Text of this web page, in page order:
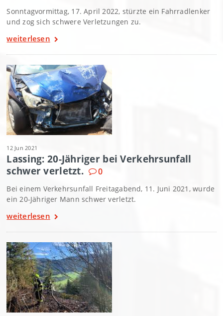
Sonntagvormittag, 17. April 2022, stürzte ein Fahrradlenker
und zog sich schwere Verletzungen zu.
weiterlesen
12 Jun 2021
Lassing: 20-Jähriger bei Verkehrsunfall
schwer verletzt.
0
Bei einem Verkehrsunfall Freitagabend, 11. Juni 2021, wurde
ein 20-Jähriger Mann schwer verletzt.
weiterlesen